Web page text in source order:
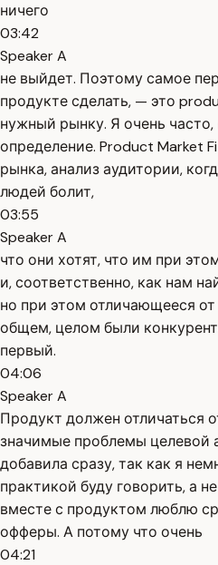
ничего
03:42
Speaker A
не выйдет. Поэтому самое
продукте сделать, — это
нужный рынку. Я очень
определение. Product Market
рынка, анализ аудитории,
людей болит,
03:55
Speaker A
что они хотят, что им при
и, соответственно, как нам
но при этом отличающееся
общем, целом были
первый.
04:06
Speaker A
Продукт должен отличаться
значимые проблемы
добавила сразу, так как я
практикой буду говорить, а
вместе с продуктом люблю
офферы. А потому что очень
04:21